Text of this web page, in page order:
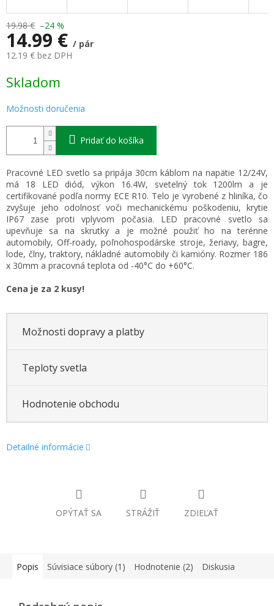
19.98 € –24 %
14.99 € / pár
12.19 € bez DPH
cena:
Skladom
Možnosti doručenia
Pridať do košíka
Pracovné LED svetlo sa pripája 30cm káblom na napätie 12/24V,
má 18 LED diód, výkon 16.4W, svetelný tok 1200lm a je
certifikované podľa normy ECE R10. Telo je vyrobené z hliníka, čo
zvyšuje jeho odolnosť voči mechanickému poškodeniu, krytie
IP67 zase proti vplyvom počasia. LED pracovné svetlo sa
upevňuje sa na skrutky a je možné použiť ho na terénne
automobily, Off-roady, poľnohospodárske stroje, žeriavy, bagre,
lode, člny, traktory, nákladné automobily či kamióny. Rozmer 186
x 30mm a pracovná teplota od -40°C do +60°C.
Cena je za 2 kusy!
Možnosti dopravy a platby
Teploty svetla
Hodnotenie obchodu
Detailné informácie
OPÝTAŤ SA STRÁŽIŤ ZDIEĽAŤ
Popis Súvisiace súbory (1) Hodnotenie (2) Diskusia